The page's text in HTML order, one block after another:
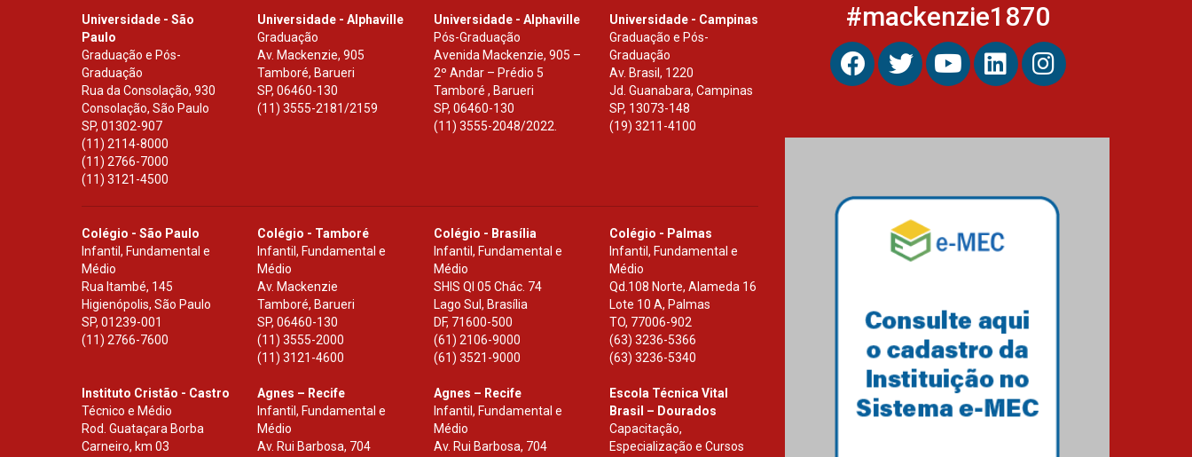
Universidade - São
Paulo
Graduação e Pós-
Graduação
Rua da Consolação, 930
Consolação, São Paulo
SP, 01302-907
(11) 2114-8000
(11) 2766-7000
(11) 3121-4500
Universidade - Alphaville
Graduação
Av. Mackenzie, 905
Tamboré, Barueri
SP,06460-130
(11) 3555-2181/2159
Universidade - Alphaville
Pós-Graduação
Avenida Mackenzie, 905 –
2º Andar – Prédio 5
Tamboré , Barueri
SP, 06460-130
(11) 3555-2048/2022.
Universidade - Campinas
Graduação e Pós-
Graduação
Av. Brasil, 1220
Jd. Guanabara, Campinas
SP, 13073-148
(19) 3211-4100
Colégio - São Paulo
Infantil, Fundamental e
Médio
Rua Itambé, 145
Higienópolis, São Paulo
SP, 01239-001
(11) 2766-7600
Colégio - Tamboré
Infantil, Fundamental e
Médio
Av. Mackenzie
Tamboré, Barueri
SP,06460-130
(11) 3555-2000
(11) 3121-4600
Colégio - Brasília
Infantil, Fundamental e
Médio
SHIS Ql 05 Chác. 74
Lago Sul, Brasília
DF, 71600-500
(61) 2106-9000
(61) 3521-9000
Colégio - Palmas
Infantil, Fundamental e
Médio
Qd.108 Norte, Alameda 16
Lote 10 A, Palmas
TO, 77006-902
(63) 3236-5366
(63) 3236-5340
Instituto Cristão - Castro
Técnico e Médio
Rod. Guataçara Borba
Carneiro, km 03
Agnes – Recife
Infantil, Fundamental e
Médio
Av. Rui Barbosa, 704
Agnes – Recife
Infantil, Fundamental e
Médio
Av. Rui Barbosa, 704
Escola Técnica Vital
Brasil – Dourados
Capacitação,
Especialização e Cursos
#mackenzie1870